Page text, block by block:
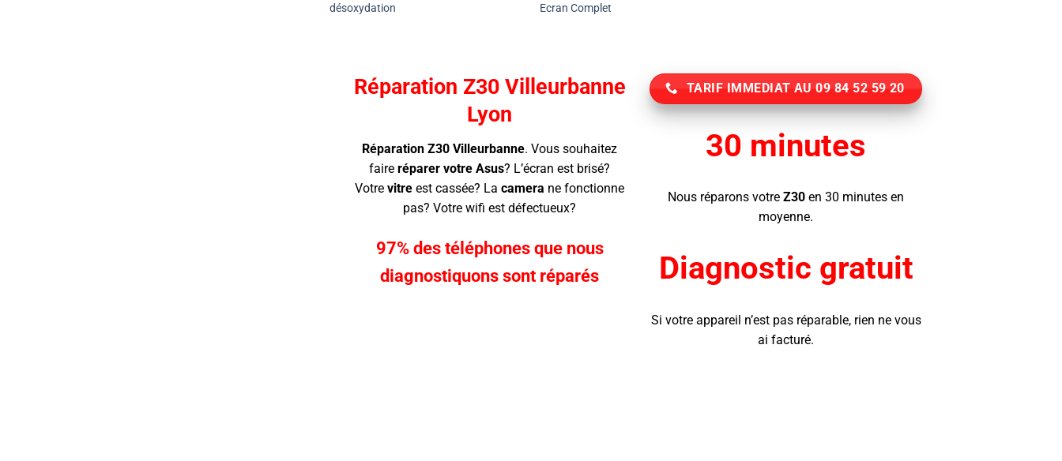
désoxydation Ecran Complet
Réparation Z30 Villeurbanne
Lyon
Réparation Z30 Villeurbanne. Vous souhaitez
faire réparer votre Asus? L’écran est brisé?
Votre vitre est cassée? La camera ne fonctionne
pas? Votre wifi est défectueux?
97% des téléphones que nous
diagnostiquons sont réparés
TARIF IMMEDIAT AU 09 84 52 59 20
30 minutes
Nous réparons votre Z30 en 30 minutes en
moyenne.
Diagnostic gratuit
Si votre appareil n’est pas réparable, rien ne vous
ai facturé.